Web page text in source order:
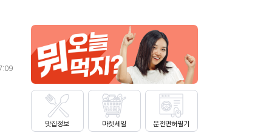
맛집정보 마켓세일 운전면허필기